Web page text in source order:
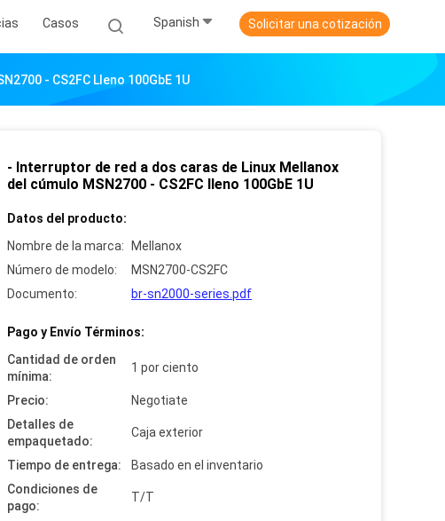
Casos Spanish Solicitar una cotización
- CS2FC Lleno 100GbE 1U
- Interruptor de red a dos caras de Linux Mellanox
del cúmulo MSN2700 - CS2FC lleno 100GbE 1U
Datos del producto:
Nombre de la marca:
Mellanox
Número de modelo:
MSN2700-CS2FC
Documento:
br-sn2000-series.pdf
Pago y Envío Términos:
Cantidad de orden
mínima:
1 por ciento
Precio:
Negotiate
Detalles de
empaquetado:
Caja exterior
Tiempo de entrega:
Basado en el inventario
Condiciones de
pago:
T/T